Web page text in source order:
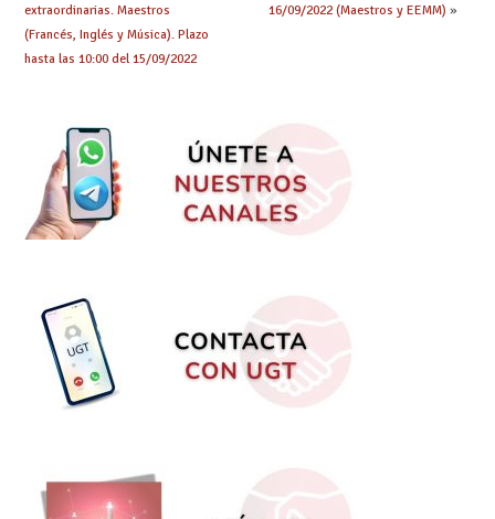
extraordinarias. Maestros
(Francés, Inglés y Música). Plazo
hasta las 10:00 del 15/09/2022
16/09/2022 (Maestros y EEMM) »